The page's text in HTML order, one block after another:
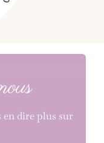
en dire plus sur